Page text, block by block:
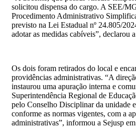
solicitou dispensa do cargo. A SEE/
Procedimento Administrativo
previsto na Lei Estadual nº 24.805/
adotar as medidas cabíveis”, declarou
Os dois foram retirados do local e
providências administrativas. “A
instaurou uma apuração interna e
Superintendência Regional de
pelo Conselho Disciplinar da unidade
conforme as normas vigentes, com a
administrativas”, informou a Sejusp